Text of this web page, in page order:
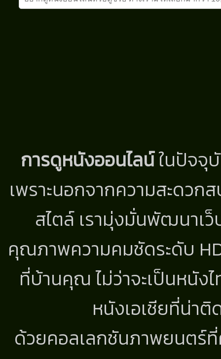
การดูหนังออนไลน์ในปัจจุ
เพราะนอกจากความสะดว
สไตล์ เรามุ่งมั่นพัฒนาเ
คุณภาพความคมชัดระดับ
ที่บ้านคุณ ไม่ว่าจะเป็นหนั
หนังเอเชียที่น่า
ด้วยคอลเลกชันภาพยนตร์